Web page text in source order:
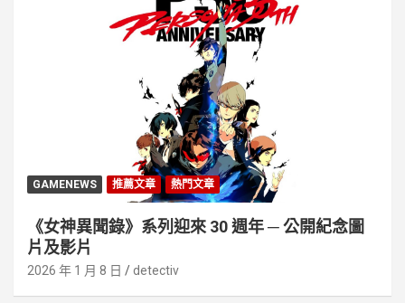
GAMENEWS 推薦文章 熱門文章
《女神異聞錄》系列迎來 30 週年 ─ 公開紀念圖
片及影片
2026 年 1 月 8 日 detectiv